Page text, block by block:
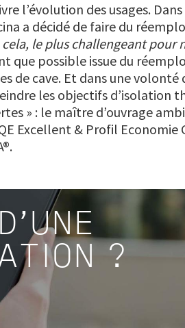
l’évolution des usages.
a décidé de faire du
cela, le plus challengeant pour
que possible issue du
de cave. Et dans une volonté
les objectifs d’isolation
» : le maître d’ouvrage
Excellent & Profil Economie
?